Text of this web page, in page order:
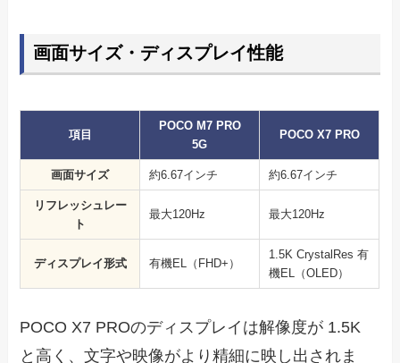
画面サイズ・ディスプレイ性能
項目
POCO M7 PRO
5G
POCO X7 PRO
画面サイズ 約6.67インチ 約6.67インチ
リフレッシュレー
ト
最大120Hz 最大120Hz
ディスプレイ形式 有機EL（FHD+）
1.5K CrystalRes 有
機EL（OLED）
POCO X7 PROのディスプレイは解像度が 1.5K
と高く、文字や映像がより精細に映し出されま